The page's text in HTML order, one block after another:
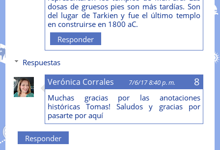
dosas de gruesos pies son más tardías. Son
del lugar de Tarkien y fue el último templo
en construirse en 1800 aC.
Responder
Respuestas
Verónica Corrales 7/6/17 8:40 p. m.
Muchas gracias por las anotaciones
históricas Tomas! Saludos y gracias por
pasarte por aquí
Responder